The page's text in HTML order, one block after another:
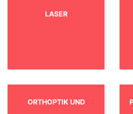
LASER
ORTHOPTIK UND